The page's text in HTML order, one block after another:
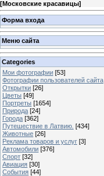
[Московские красавицы]
Форма входа
Меню сайта
Categories
Мои фотографии [53]
Фотографии пользователей сайта
Открытки [26]
Цветы [49]
Портреты [1654]
Природа [24]
Города [362]
Путешествие в Латвию. [434]
Животные [26]
Реклама товаров и услуг [3]
Автомобили [376]
Спорт [32]
Авиация [30]
События [44]